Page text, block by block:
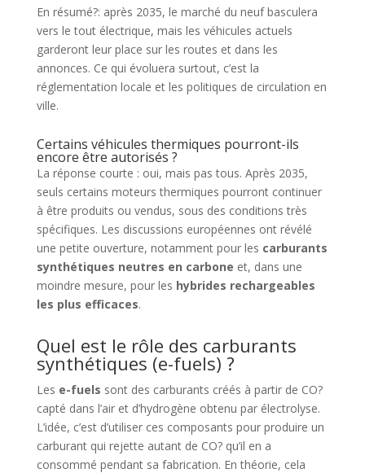
En résumé?: après 2035, le marché du neuf basculera
vers le tout électrique, mais les véhicules actuels
garderont leur place sur les routes et dans les
annonces. Ce qui évoluera surtout, c’est la
réglementation locale et les politiques de circulation en
ville.
Certains véhicules thermiques pourront-ils
encore être autorisés ?
La réponse courte : oui, mais pas tous. Après 2035,
seuls certains moteurs thermiques pourront continuer
à être produits ou vendus, sous des conditions très
spécifiques. Les discussions européennes ont révélé
une petite ouverture, notamment pour les carburants
synthétiques neutres en carbone et, dans une
moindre mesure, pour les hybrides rechargeables
les plus efficaces.
Quel est le rôle des carburants
synthétiques (e-fuels) ?
Les e-fuels sont des carburants créés à partir de CO?
capté dans l’air et d’hydrogène obtenu par électrolyse.
L’idée, c’est d’utiliser ces composants pour produire un
carburant qui rejette autant de CO? qu’il en a
consommé pendant sa fabrication. En théorie, cela